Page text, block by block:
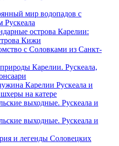
мир водопадов с
Рускеала
острова Карелии:
Кижи
с Соловками из Санкт-
Карелии. Рускеала,
Карелии Рускеала и
на катере
выходные. Рускеала и
выходные. Рускеала и
и легенды Соловецких